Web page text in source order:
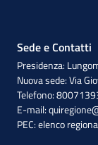
Sede e Contatti
Presidenza:
Nuova sede: Via
Telefono:
E-mail:
PEC:elenco